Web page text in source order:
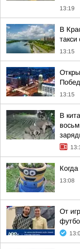
13:19
В
13:15
13:15
В
13:08
От